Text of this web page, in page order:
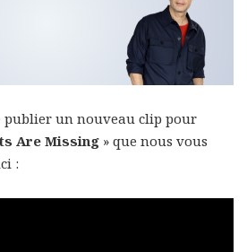
publier un nouveau clip pour
Are Missing » que nous vous
: